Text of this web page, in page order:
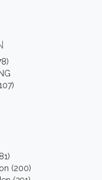
(200)